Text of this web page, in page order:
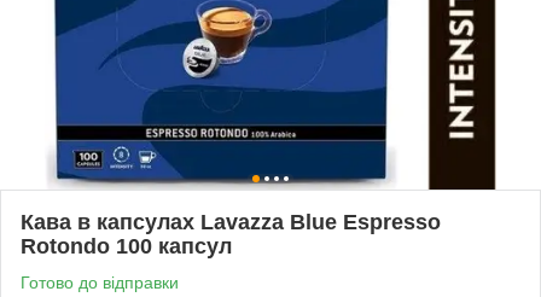
Кава в капсулах Lavazza Blue Espresso
Rotondo 100 капсул
Готово до відправки